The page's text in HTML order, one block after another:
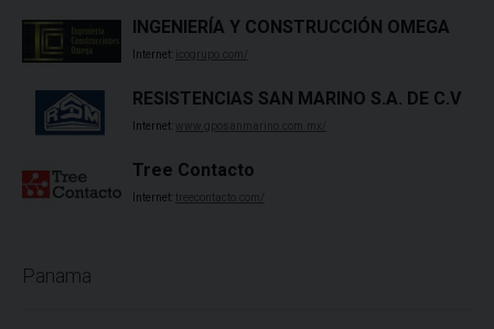
INGENIERÍA Y CONSTRUCCIÓN OMEGA
Internet: icogrupo.com/
RESISTENCIAS SAN MARINO S.A. DE C.V
Internet: www.gposanmarino.com.mx/
Tree Contacto
Internet: treecontacto.com/
Panama